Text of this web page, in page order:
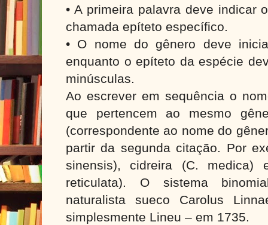
• A primeira palavra deve indicar
chamada epíteto específico.
• O nome do gênero deve
enquanto o epíteto da espécie
minúsculas.
Ao escrever em sequência o
que pertencem ao mesmo
(correspondente ao nome do
partir da segunda citação. Por
sinensis), cidreira (C.
reticulata). O sistema
naturalista sueco Carolus
simplesmente Lineu – em 1735.